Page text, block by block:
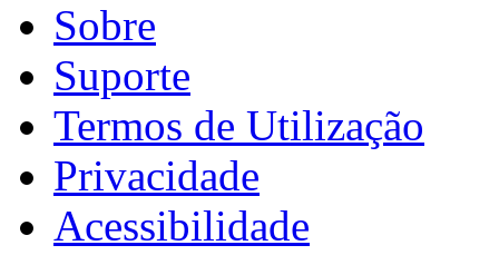
Sobre
Suporte
Termos de Utilização
Privacidade
Acessibilidade